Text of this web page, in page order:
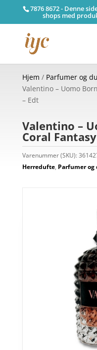
7876 8672 - Denne
shops med
Hjem / Parfumer og
Valentino – Uomo
– Edt
Valentino –
Coral
Varenummer (SKU):
Herredufte, Parfumer